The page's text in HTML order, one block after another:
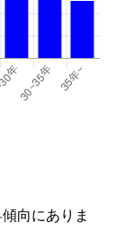
山動物公園
向にありま